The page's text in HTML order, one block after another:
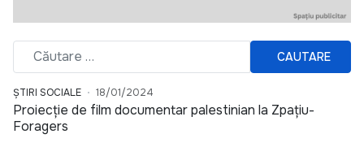
CAUTARE
ȘTIRI SOCIALE 18/01/2024
Proiecție de film documentar palestinian la Zpațiu-
Foragers